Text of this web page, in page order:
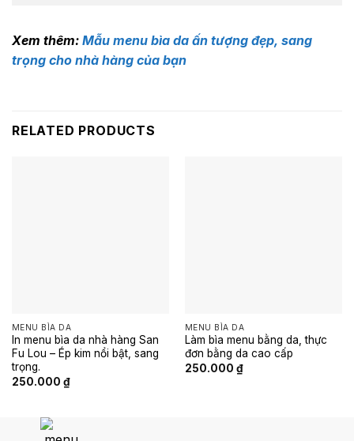
Xem thêm: Mẫu menu bìa da ấn tượng đẹp, sang
trọng cho nhà hàng của bạn
RELATED PRODUCTS
MENU BÌA DA
In menu bìa da nhà hàng San
Fu Lou – Ép kim nổi bật, sang
trọng.
250.000 ₫
MENU BÌA DA
Làm bìa menu bằng da, thực
đơn bằng da cao cấp
250.000 ₫